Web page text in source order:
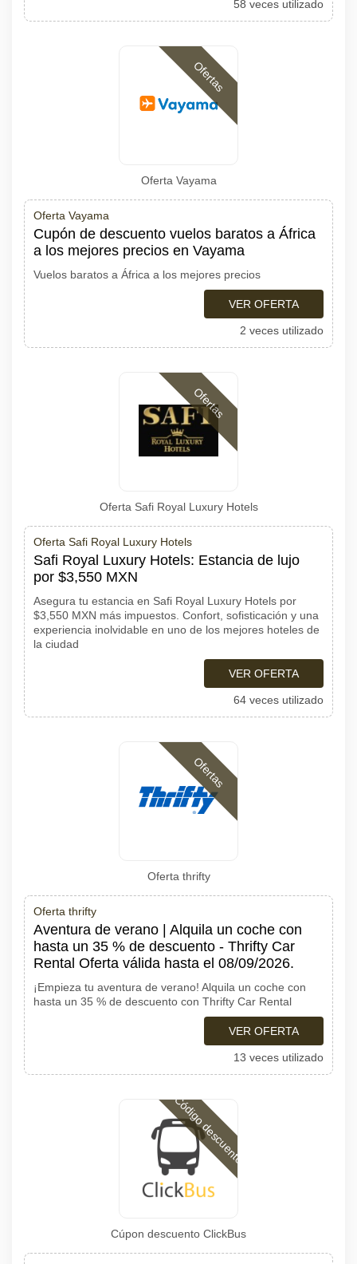
58 veces utilizado
Ofertas
Oferta Vayama
Oferta Vayama
Cupón de descuento vuelos baratos a África
a los mejores precios en Vayama
Vuelos baratos a África a los mejores precios
VER OFERTA
2 veces utilizado
Ofertas
Oferta Safi Royal Luxury Hotels
Oferta Safi Royal Luxury Hotels
Safi Royal Luxury Hotels: Estancia de lujo
por $3,550 MXN
Asegura tu estancia en Safi Royal Luxury Hotels por
$3,550 MXN más impuestos. Confort, sofisticación y una
experiencia inolvidable en uno de los mejores hoteles de
la ciudad
VER OFERTA
64 veces utilizado
Ofertas
Oferta thrifty
Oferta thrifty
Aventura de verano | Alquila un coche con
hasta un 35 % de descuento - Thrifty Car
Rental Oferta válida hasta el 08/09/2026.
¡Empieza tu aventura de verano! Alquila un coche con
hasta un 35 % de descuento con Thrifty Car Rental
VER OFERTA
13 veces utilizado
Código descuento
Cúpon descuento ClickBus